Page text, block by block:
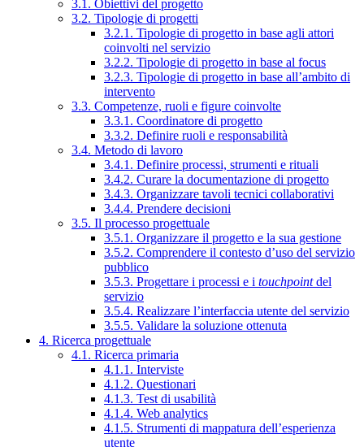
3.1. Obiettivi del progetto
3.2. Tipologie di progetti
3.2.1. Tipologie di progetto in base agli attori
coinvolti nel servizio
3.2.2. Tipologie di progetto in base al focus
3.2.3. Tipologie di progetto in base all’ambito di
intervento
3.3. Competenze, ruoli e figure coinvolte
3.3.1. Coordinatore di progetto
3.3.2. Definire ruoli e responsabilità
3.4. Metodo di lavoro
3.4.1. Definire processi, strumenti e rituali
3.4.2. Curare la documentazione di progetto
3.4.3. Organizzare tavoli tecnici collaborativi
3.4.4. Prendere decisioni
3.5. Il processo progettuale
3.5.1. Organizzare il progetto e la sua gestione
3.5.2. Comprendere il contesto d’uso del servizio
pubblico
3.5.3. Progettare i processi e i touchpointdel
servizio
3.5.4. Realizzare l’interfaccia utente del servizio
3.5.5. Validare la soluzione ottenuta
4. Ricerca progettuale
4.1. Ricerca primaria
4.1.1. Interviste
4.1.2. Questionari
4.1.3. Test di usabilità
4.1.4. Web analytics
4.1.5. Strumenti di mappatura dell’esperienza
utente